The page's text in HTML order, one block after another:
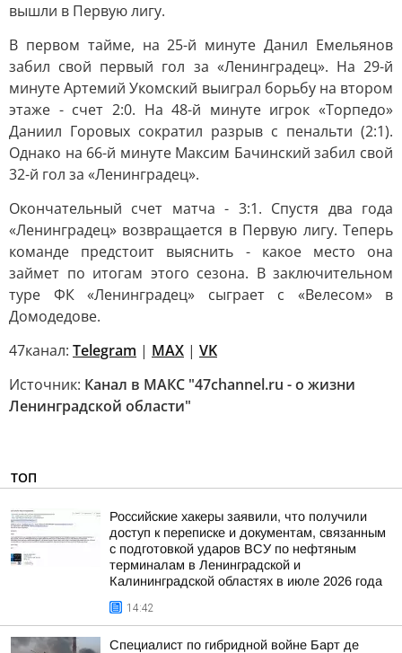
вышли в Первую лигу.
В первом тайме, на 25-й минуте Данил Емельянов
забил свой первый гол за «Ленинградец». На 29-й
минуте Артемий Укомский выиграл борьбу на втором
этаже - счет 2:0. На 48-й минуте игрок «Торпедо»
Даниил Горовых сократил разрыв с пенальти (2:1).
Однако на 66-й минуте Максим Бачинский забил свой
32-й гол за «Ленинградец».
Окончательный счет матча - 3:1. Спустя два года
«Ленинградец» возвращается в Первую лигу. Теперь
команде предстоит выяснить - какое место она
займет по итогам этого сезона. В заключительном
туре ФК «Ленинградец» сыграет с «Велесом» в
Домодедове.
47канал: Telegram | MAX | VK
Источник: Канал в МАКС "47channel.ru - о жизни
Ленинградской области"
ТОП
Российские хакеры заявили, что получили
доступ к переписке и документам, связанным
с подготовкой ударов ВСУ по нефтяным
терминалам в Ленинградской и
Калининградской областях в июле 2026 года
14:42
Специалист по гибридной войне Барт де